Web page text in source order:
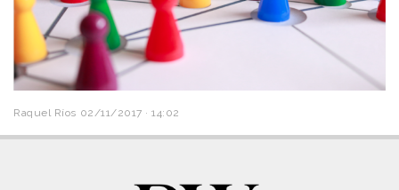
Raquel Ríos 02/11/2017 · 14:02